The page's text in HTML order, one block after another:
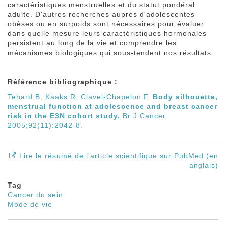
caractéristiques menstruelles et du statut pondéral
adulte. D'autres recherches auprès d'adolescentes
obèses ou en surpoids sont nécessaires pour évaluer
dans quelle mesure leurs caractéristiques hormonales
persistent au long de la vie et comprendre les
mécanismes biologiques qui sous-tendent nos résultats.
Référence bibliographique :
Tehard B, Kaaks R, Clavel-Chapelon F. Body silhouette,
menstrual function at adolescence and breast cancer
risk in the E3N cohort study. Br J Cancer.
2005;92(11):2042-8.
Lire le résumé de l'article scientifique sur PubMed (en
anglais)
Tag
Cancer du sein
Mode de vie